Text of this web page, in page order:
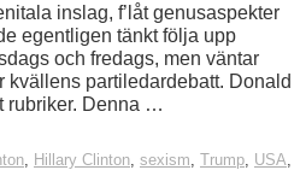
inslag, f’låt genusaspekter
egentligen tänkt följa upp
och fredags, men väntar
kvällens partiledardebatt. Donald
rubriker. Denna …
Hillary Clinton sexism Trump USA